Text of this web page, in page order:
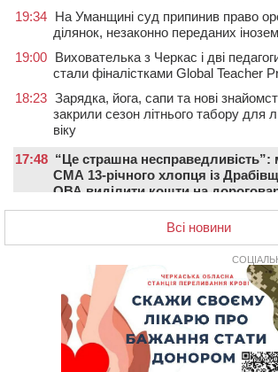
19:34 На Уманщині суд припинив право
ділянок, незаконно переданих
19:00 Вихователька з Черкас і дві
стали фіналістками Global Teacher
18:23 Зарядка, йога, сапи та нові
закрили сезон літнього табору для
віку
17:48 “Це страшна несправедливість”:
СМА 13-річного хлопця із
ОВА виділити кошти на
На Уманщині судитимуть колишню
освіти через закупівлю електрики
У Черкасах провели в останню
загиблих воїнів
До 1 вересня у Черкасах
розмітку біля навчальних
На честь загиблого захисника і
Всі новини